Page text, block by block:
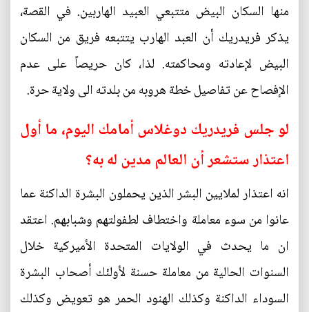
منها السكان البيض متتبعي العبيد الهاربين. في القصة،
يذكر فريدريك أن العبد الهارب يتتبعه فريق من السكان
البيض لإعادته ومحاكمته. لذا، كان حريصاً على عدم
الإفصاح عن تفاصيل خطة هروبه من بلدته الى ولاية حرة.
لو جلس فريدريك دوغلاس أمامك اليوم، ما أول
اعتذار ستشعر أن العالم مدين له به؟
انه اعتذار لملايين البشر الذين يحملون البشرة الداكنة عما
عانوا من سوء معاملة واختطاف لطفولتهم وشبابهم. اعتقد
ان ما يحدث في الولايات المتحدة الأميركية خلال
السنوات الحالية من معاملة حسنة لأولئك أصحاب البشرة
السوداء الداكنة وكذلك الهنود الحمر هو تعويض وكذلك